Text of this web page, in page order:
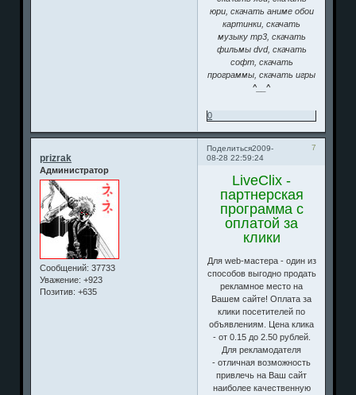
юри, скачать аниме обои
картинки, скачать
музыку mp3, скачать
фильмы dvd, скачать
софт, скачать
программы, скачать игры
^__^
0
Поделиться 7
2009-
08-28 22:59:24
prizrak
Администратор
Сообщений: 37733
Уважение: +923
Позитив: +635
LiveClix -
партнерская
программа с
оплатой за
клики
Для web-мастера - один из
способов выгодно продать
рекламное место на
Вашем сайте! Оплата за
клики посетителей по
объявлениям. Цена клика
- от 0.15 до 2.50 рублей.
Для рекламодателя
- отличная возможность
привлечь на Ваш сайт
наиболее качественную